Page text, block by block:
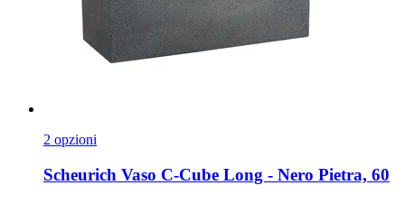
2 opzioni
Scheurich Vaso C-​Cube Long -​ Nero Pietra, 60